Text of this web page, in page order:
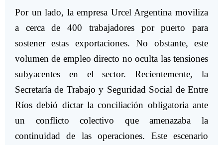
Por un lado, la empresa Urcel Argentina moviliza
a cerca de 400 trabajadores por puerto para
sostener estas exportaciones. No obstante, este
volumen de empleo directo no oculta las tensiones
subyacentes en el sector. Recientemente, la
Secretaría de Trabajo y Seguridad Social de Entre
Ríos debió dictar la conciliación obligatoria ante
un conflicto colectivo que amenazaba la
continuidad de las operaciones. Este escenario